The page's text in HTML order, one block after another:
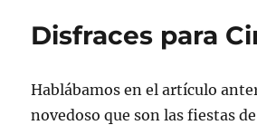
Disfraces para
Hablábamos en el artículo
novedoso que son las fiestas